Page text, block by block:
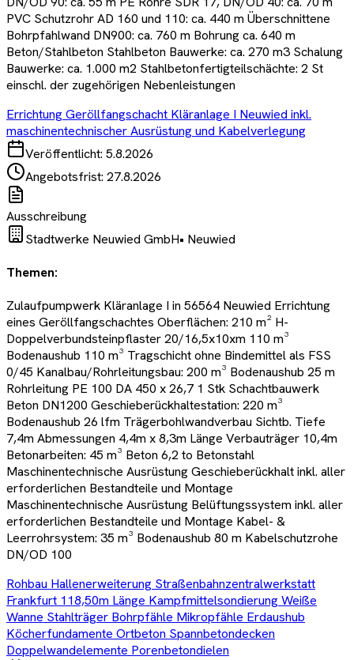
PVC Schutzrohr AD 160 und 110: ca. 440 m Überschnittene
Bohrpfahlwand DN900: ca. 760 m Bohrung ca. 640 m
Beton/Stahlbeton Stahlbeton Bauwerke: ca. 270 m3 Schalung
Bauwerke: ca. 1.000 m2 Stahlbetonfertigteilschächte: 2 St
einschl. der zugehörigen Nebenleistungen
Errichtung Geröllfangschacht Kläranlage I Neuwied inkl.
maschinentechnischer Ausrüstung und Kabelverlegung
Veröffentlicht: 5.8.2026
Angebotsfrist: 27.8.2026
Ausschreibung
Stadtwerke Neuwied GmbH• Neuwied
Themen:
Zulaufpumpwerk Kläranlage I in 56564 Neuwied Errichtung
eines Geröllfangschachtes Oberflächen: 210 m² H-
Doppelverbundsteinpflaster 20/16,5x10xm 110 m³
Bodenaushub 110 m³ Tragschicht ohne Bindemittel als FSS
0/45 Kanalbau/Rohrleitungsbau: 200 m³ Bodenaushub 25 m
Rohrleitung PE 100 DA 450 x 26,7 1 Stk Schachtbauwerk
Beton DN1200 Geschieberückhaltestation: 220 m³
Bodenaushub 26 lfm Trägerbohlwandverbau Sichtb. Tiefe
7,4m Abmessungen 4,4m x 8,3m Länge Verbauträger 10,4m
Betonarbeiten: 45 m³ Beton 6,2 to Betonstahl
Maschinentechnische Ausrüstung Geschieberückhalt inkl. aller
erforderlichen Bestandteile und Montage
Maschinentechnische Ausrüstung Belüftungssystem inkl. aller
erforderlichen Bestandteile und Montage Kabel- &
Leerrohrsystem: 35 m³ Bodenaushub 80 m Kabelschutzrohe
DN/OD 100
Rohbau Hallenerweiterung Straßenbahnzentralwerkstatt
Frankfurt 118,50m Länge Kampfmittelsondierung Weiße
Wanne Stahlträger Bohrpfähle Mikropfähle Erdaushub
Köcherfundamente Ortbeton Spannbetondecken
Doppelwandelemente Porenbetondielen